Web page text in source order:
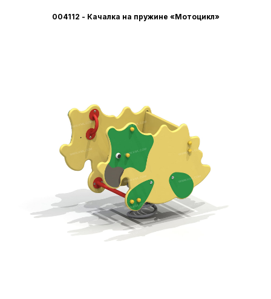
004112 - Качалка на пружине «Мотоцикл»